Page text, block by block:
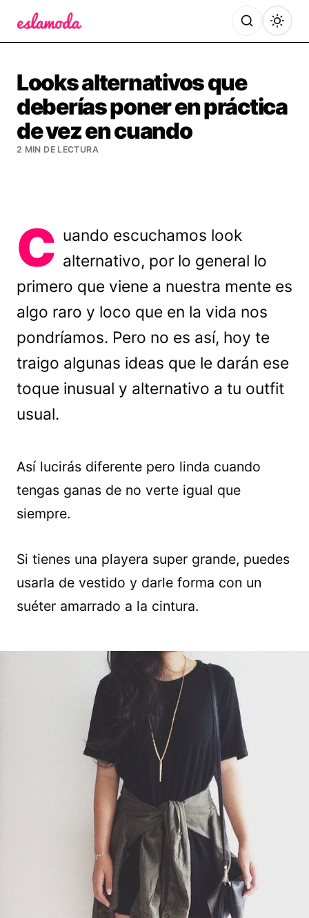
Looks alternativos que
deberías poner en práctica
de vez en cuando
2 MIN DE LECTURA
C uando escuchamos look
alternativo, por lo general lo
primero que viene a nuestra mente es
algo raro y loco que en la vida nos
pondríamos. Pero no es así, hoy te
traigo algunas ideas que le darán ese
toque inusual y alternativo a tu outfit
usual.
Así lucirás diferente pero linda cuando
tengas ganas de no verte igual que
siempre.
Si tienes una playera super grande, puedes
usarla de vestido y darle forma con un
suéter amarrado a la cintura.